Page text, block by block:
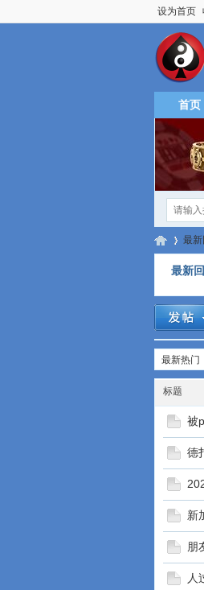
设为首页
首页
智
游
›
最新
最新
最新热门
标题
被
德
新
朋
人